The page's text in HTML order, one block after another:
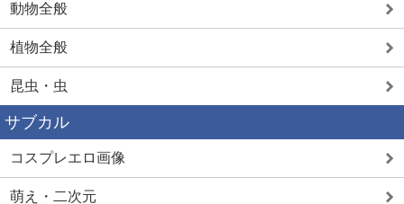
動物全般
植物全般
昆虫・虫
サブカル
コスプレエロ画像
萌え・二次元